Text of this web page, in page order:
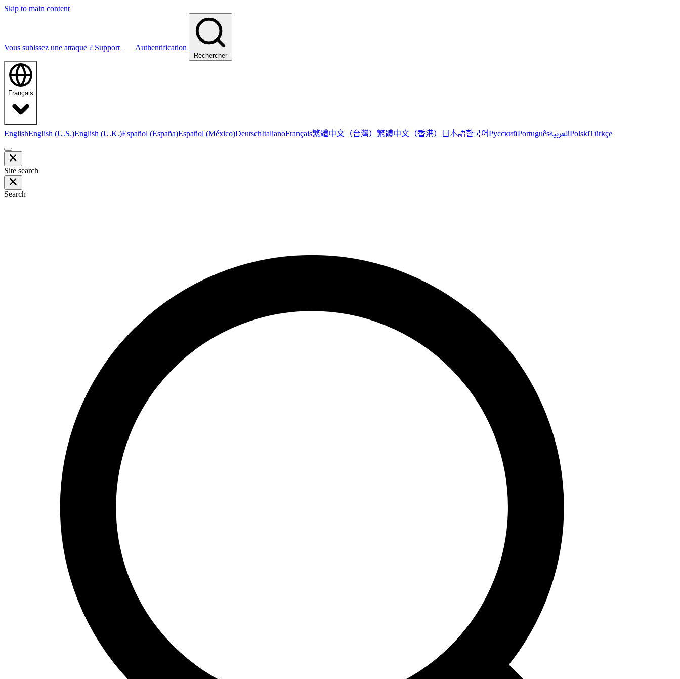
Skip to main content
Vous subissez une attaque ? Support Authentification
Rechercher
Français
EnglishEnglish (U.S.)English (U.K.)Español (España)Español (México)DeutschItalianoFrançais繁體中文（台灣） 繁體中文（香港） 日本語한국어РусскийPortuguêsالعربيةPolskiTürkçe
Site search
Search